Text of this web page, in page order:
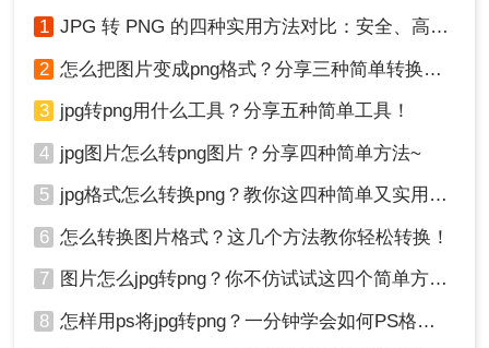
注意：在进行任何转换之前，建议备份原始JPG文
件，以防转换后出现不满意的结果。如果需要保留
图像中的透明区域，在转换为PNG时应启用透明背
件大小与图像质量之间的关系。
方法三：使用操作系统自带工具
理工具，虽然功能有限，但足以应对基本的格式转
换需求。此方法适合那些不想安装新软件或寻找快
速解决方案的用户。
1 JPG 转 PNG 的四种实用方法对比：安全、高效转换指南！
2 怎么把图片变成png格式？分享三种简单转换方法！
3 jpg转png用什么工具？分享五种简单工具！
4 jpg图片怎么转png图片？分享四种简单方法~
5 jpg格式怎么转换png？教你这四种简单又实用的方法！
6 怎么转换图片格式？这几个方法教你轻松转换！
7 图片怎么jpg转png？你不仿试试这四个简单方法！
8 怎样用ps将jpg转png？一分钟学会如何PS格式转换！